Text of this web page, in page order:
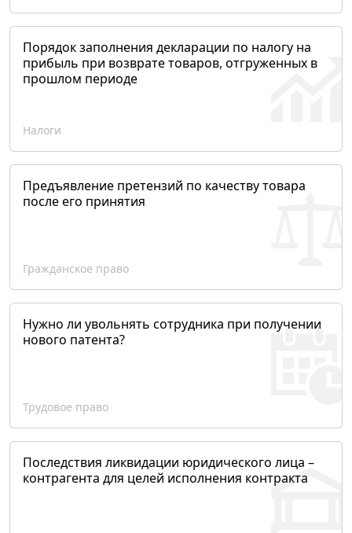
Порядок заполнения декларации по налогу на
прибыль при возврате товаров, отгруженных в
прошлом периоде
Налоги
Предъявление претензий по качеству товара
после его принятия
Гражданское право
Нужно ли увольнять сотрудника при получении
нового патента?
Трудовое право
Последствия ликвидации юридического лица –
контрагента для целей исполнения контракта